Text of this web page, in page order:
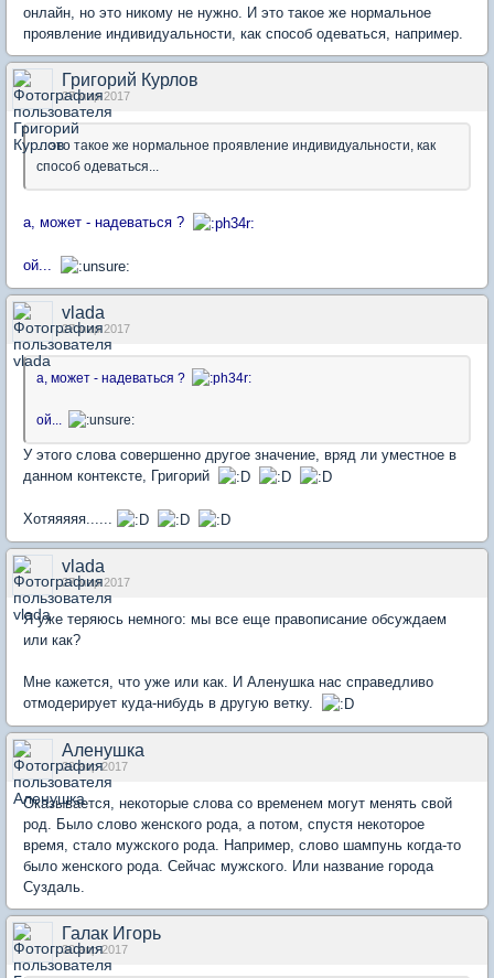
онлайн, но это никому не нужно. И это такое же нормальное
проявление индивидуальности, как способ одеваться, например.
Григорий Курлов
27 мар 2017
... это такое же нормальное проявление индивидуальности, как
способ одеваться...
а, может - надеваться ?
ой...
vlada
27 мар 2017
а, может - надеваться ?
ой...
У этого слова совершенно другое значение, вряд ли уместное в
данном контексте, Григорий
Хотяяяяя......
vlada
27 мар 2017
Я уже теряюсь немного: мы все еще правописание обсуждаем
или как?
Мне кажется, что уже или как. И Аленушка нас справедливо
отмодерирует куда-нибудь в другую ветку.
Аленушка
29 апр 2017
Оказывается, некоторые слова со временем могут менять свой
род. Было слово женского рода, а потом, спустя некоторое
время, стало мужского рода. Например, слово шампунь когда-то
было женского рода. Сейчас мужского. Или название города
Суздаль.
Галак Игорь
30 апр 2017